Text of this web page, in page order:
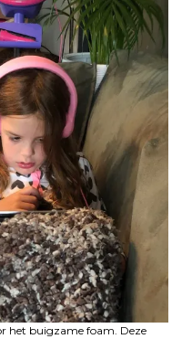
het buigzame foam. Deze